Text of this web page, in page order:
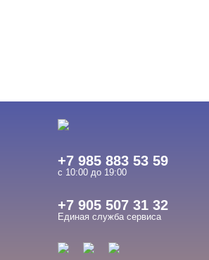
+7 985 883 53 59
с 10:00 до 19:00
+7 905 507 31 32
Единая служба сервиса